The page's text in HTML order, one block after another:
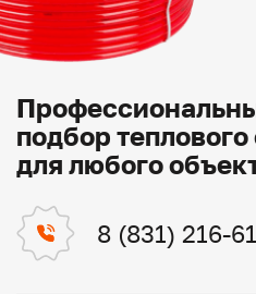
подбор
для любого
8 (831) 216-